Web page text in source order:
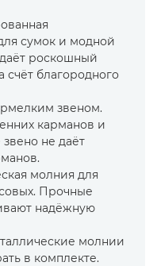
сумок и модной
роскошный
счёт благородного
звеном.
карманов и
не даёт
молния для
Прочные
надёжную
молнии
в комплекте.